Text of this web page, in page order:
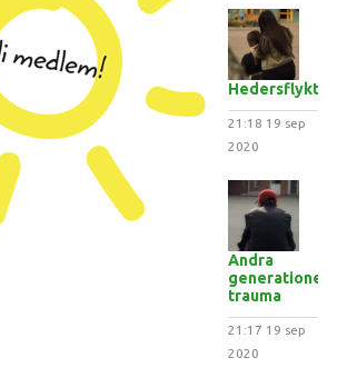
Hedersflykten
21:18 19 sep
2020
Andra
generationens
trauma
21:17 19 sep
2020